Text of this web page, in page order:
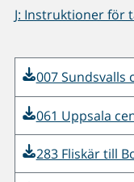
J: Instruktioner för
007 Sundsvalls
061 Uppsala
283 Fliskär till